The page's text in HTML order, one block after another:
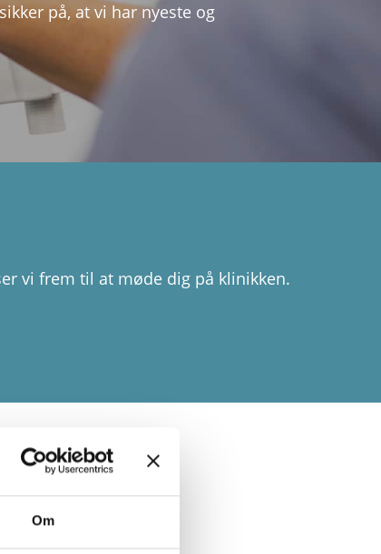
Om
på, at vi har nyeste og
vi frem til at møde dig på klinikken.
klinikken